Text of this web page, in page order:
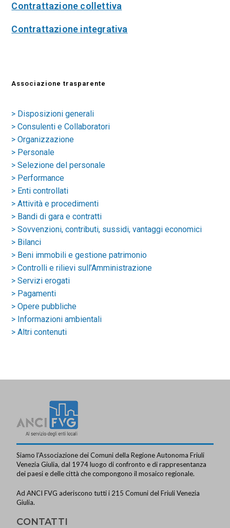
Contrattazione collettiva
Contrattazione integrativa
Associazione trasparente
> Disposizioni generali
> Consulenti e Collaboratori
> Organizzazione
> Personale
> Selezione del personale
> Performance
> Enti controllati
> Attività e procedimenti
> Bandi di gara e contratti
> Sovvenzioni, contributi, sussidi, vantaggi economici
> Bilanci
> Beni immobili e gestione patrimonio
> Controlli e rilievi sull’Amministrazione
> Servizi erogati
> Pagamenti
> Opere pubbliche
> Informazioni ambientali
> Altri contenuti
Siamo l’Associazione dei Comuni della Regione Autonoma Friuli
Venezia Giulia, dal 1974 luogo di confronto e di rappresentanza
dei paesi e delle città che compongono il mosaico regionale.
Ad ANCI FVG aderiscono tutti i 215 Comuni del Friuli Venezia
Giulia.
CONTATTI